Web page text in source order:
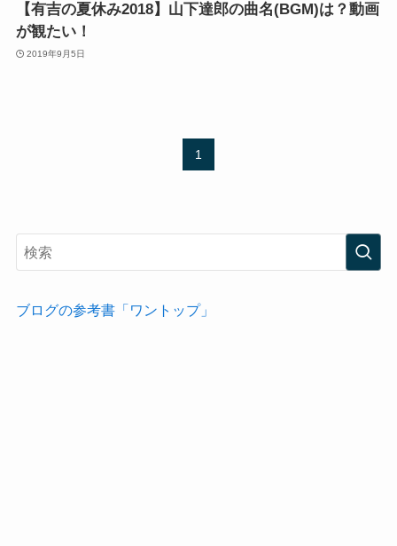
【有吉の夏休み2018】山下達郎の曲名(BGM)は？動画
が観たい！
2019年9月5日
1
ブログの参考書「ワントップ」